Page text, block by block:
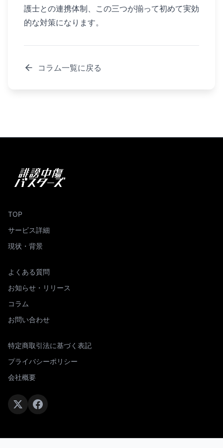
護士との連携体制、この三つが揃って初めて実効
的な対策になります。
コラム一覧に戻る
TOP
サービス詳細
現状・背景
よくある質問
お知らせ・リリース
コラム
お問い合わせ
特定商取引法に基づく表記
プライバシーポリシー
会社概要